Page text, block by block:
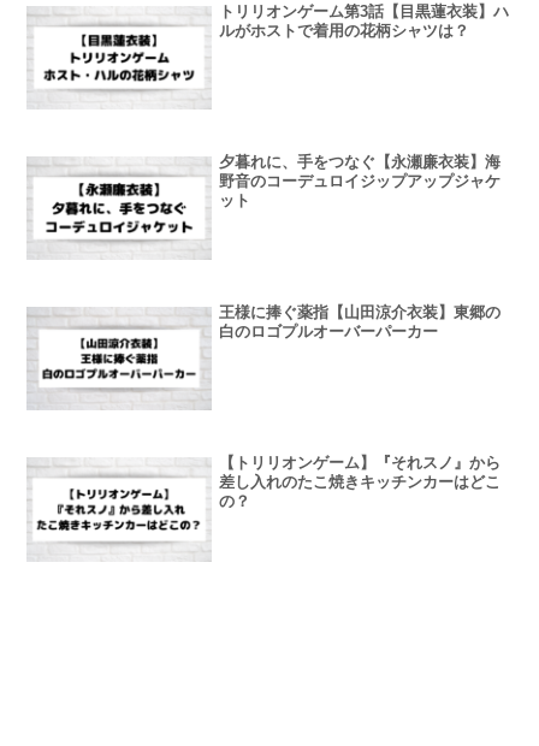
トリリオンゲーム第3話【目黒蓮衣装】ハ
ルがホストで着用の花柄シャツは？
夕暮れに、手をつなぐ【永瀬廉衣装】海
野音のコーデュロイジップアップジャケ
ット
王様に捧ぐ薬指【山田涼介衣装】東郷の
白のロゴプルオーバーパーカー
【トリリオンゲーム】『それスノ』から
差し入れのたこ焼きキッチンカーはどこ
の？